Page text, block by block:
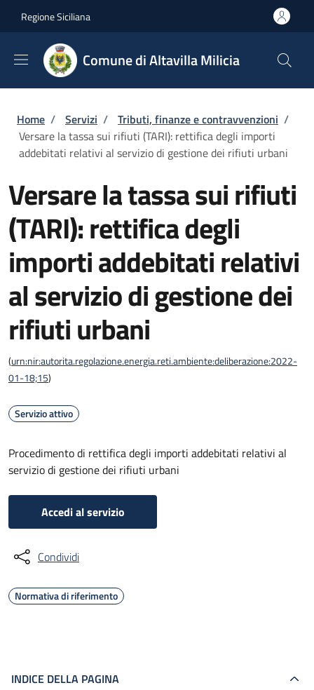
Regione Siciliana
Comune di Altavilla Milicia
Briciole di pane
Home / Servizi / Tributi, finanze e contravvenzioni /
Versare la tassa sui rifiuti (TARI): rettifica degli importi
addebitati relativi al servizio di gestione dei rifiuti urbani
Versare la tassa sui rifiuti
(TARI): rettifica degli
importi addebitati relativi
al servizio di gestione dei
rifiuti urbani
(urn:nir:autorita.regolazione.energia.reti.ambiente:deliberazione:2022-
01-18;15)
Servizio attivo
Procedimento di rettifica degli importi addebitati relativi al
servizio di gestione dei rifiuti urbani
Accedi al servizio
Condividi
Normativa di riferimento
INDICE DELLA PAGINA